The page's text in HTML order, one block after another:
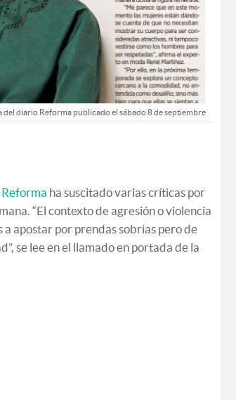
del diario Reforma publicado el sábado 8 de septiembre
ha suscitado varias críticas por
“El contexto de agresión o violencia
apostar por prendas sobrias pero de
se lee en el llamado en portada de la